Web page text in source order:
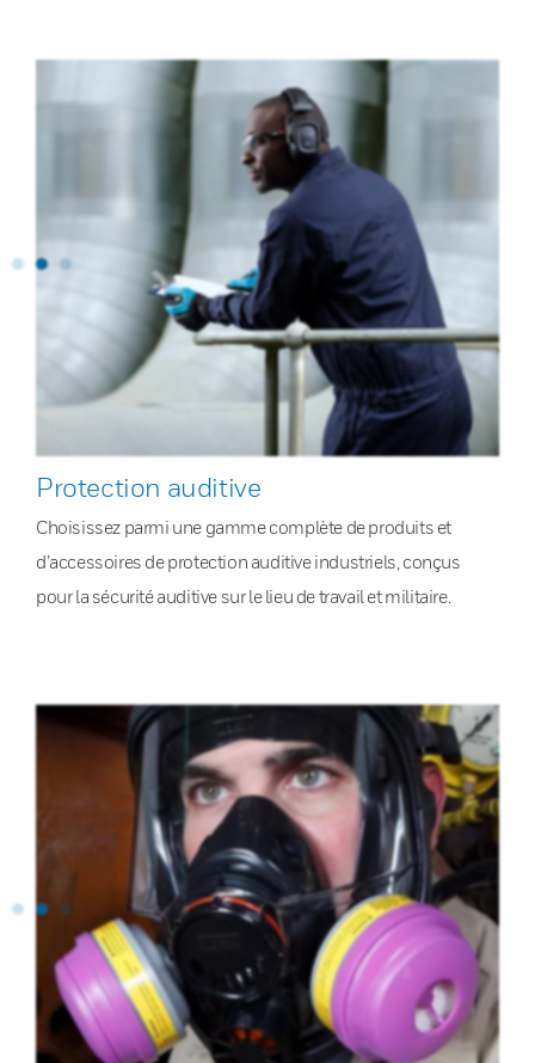
Protection auditive
Choisissez parmi une gamme complète de produits et
d’accessoires de protection auditive industriels, conçus
pour la sécurité auditive sur le lieu de travail et militaire.